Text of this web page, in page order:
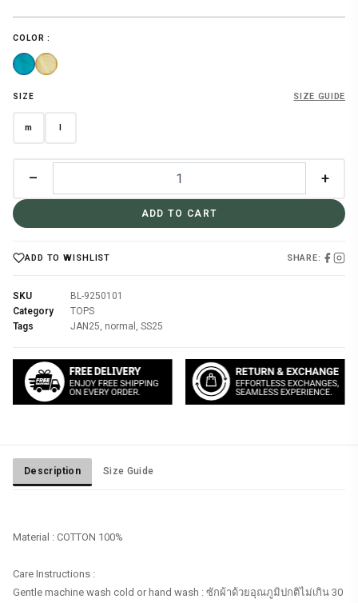
COLOR :
SIZE SIZE GUIDE
m l
– +
ADD TO CART
ADD TO WISHLIST SHARE:
SKU
BL-9250101
Category
TOPS
Tags
JAN25, normal , SS25
Description Size Guide
Material : COTTON 100%
Care Instructions :
Gentle machine wash cold or hand wash : ซักผ้าด้วยอุณภูมิปกติไม่เกิน 30